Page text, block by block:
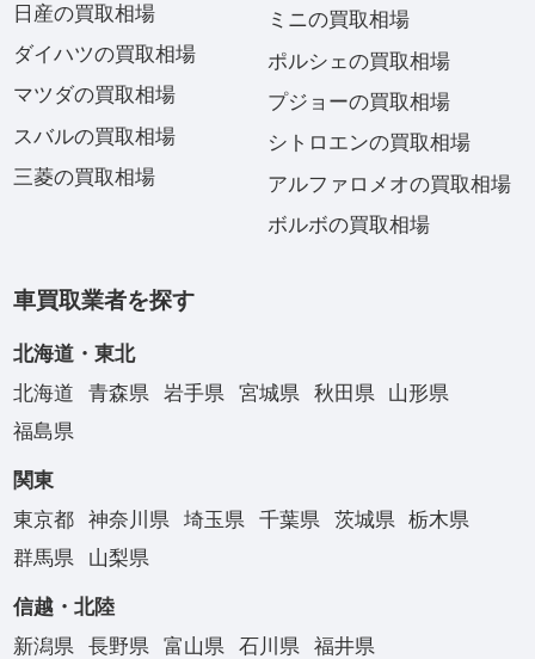
日産の買取相場
ダイハツの買取相場
マツダの買取相場
スバルの買取相場
三菱の買取相場
ミニの買取相場
ポルシェの買取相場
プジョーの買取相場
シトロエンの買取相場
アルファロメオの買取相場
ボルボの買取相場
車買取業者を探す
北海道・東北
北海道
青森県 岩手県 宮城県 秋田県
山形県
福島県
関東
東京都
神奈川県 埼玉県 千葉県 茨城県
栃木県
群馬県
山梨県
信越・北陸
新潟県
長野県 富山県 石川県 福井県